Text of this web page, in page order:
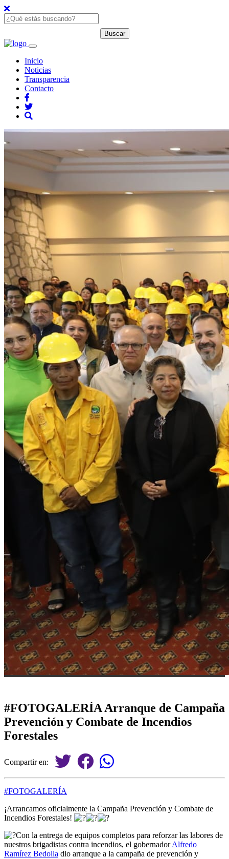
Inicio
Noticias
Transparencia
Contacto
#FOTOGALERÍA Arranque de Campaña
Prevención y Combate de Incendios
Forestales
Compartir en:
#FOTOGALERÍA
¡Arrancamos oficialmente la Campaña Prevención y Combate de
Incendios Forestales!
Con la entrega de equipos completos para reforzar las labores de
nuestros brigadistas contra incendios, el gobernadorAlfredo
Ramírez Bedolla dio arranque a la campaña de prevención y